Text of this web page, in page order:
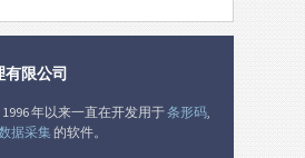
有限公司
1996 年以来一直在开发用于条形码
据采集的软件。